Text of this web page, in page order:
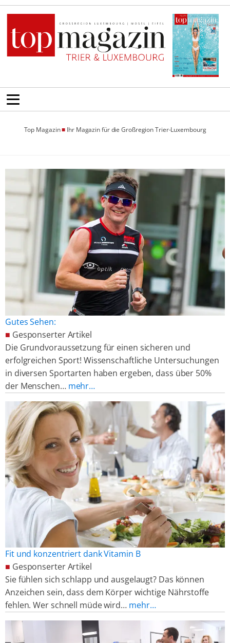
Top Magazin■ Ihr Magazin für die Großregion Trier-Luxembourg
Gutes Sehen:
■ Gesponserter Artikel
Die Grundvoraussetzung für einen sicheren und
erfolgreichen Sport! Wissenschaftliche Untersuchungen
in diversen Sportarten haben ergeben, dass über 50%
der Menschen… mehr…
Fit und konzentriert dank Vitamin B
■ Gesponserter Artikel
Sie fühlen sich schlapp und ausgelaugt? Das können
Anzeichen sein, dass dem Körper wichtige Nährstoffe
fehlen. Wer schnell müde wird… mehr…